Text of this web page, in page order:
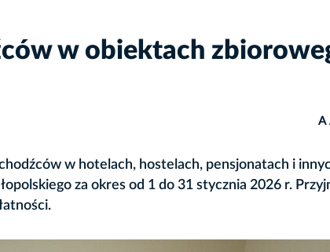
w obiektach
A
w hotelach, hostelach, pensjonatach i
za okres od 1 do 31 stycznia 2026 r.